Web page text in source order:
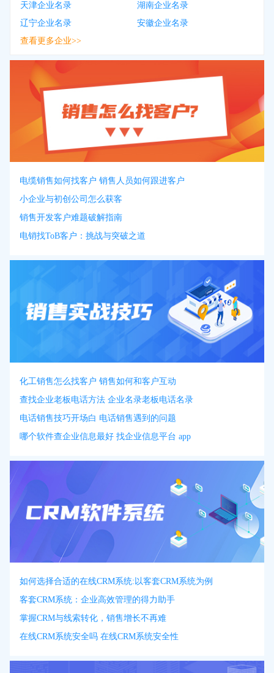
天津企业名录
湖南企业名录
辽宁企业名录
安徽企业名录
查看更多企业>>
电缆销售如何找客户 销售人员如何跟进客户
小企业与初创公司怎么获客
销售开发客户难题破解指南
电销找ToB客户：挑战与突破之道
化工销售怎么找客户 销售如何和客户互动
查找企业老板电话方法 企业名录老板电话名录
电话销售技巧开场白 电话销售遇到的问题
哪个软件查企业信息最好 找企业信息平台 app
如何选择合适的在线CRM系统:以客套CRM系统为例
客套CRM系统：企业高效管理的得力助手
掌握CRM与线索转化，销售增长不再难
在线CRM系统安全吗 在线CRM系统安全性